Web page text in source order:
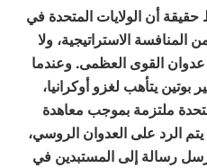
أن الولايات المتحدة في
الاستراتيجية، ولا
القوى العظمى. وعندما
يتأهب لغزو أوكرانيا،
ملتزمة بموجب معاهدة
يتم الرد على العدوان الروسي،
رسالة إلى المستبدين في